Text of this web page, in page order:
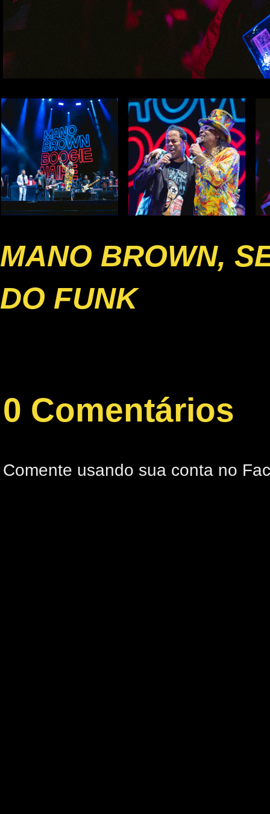
MANO BROWN,
DO FUNK
0 Comentários
Comente usando sua conta no